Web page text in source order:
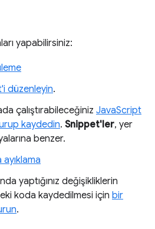
yapabilirsiniz:
düzenleyin.
çalıştırabileceğiniz JavaScript
kaydedin. Snippet'ler, yer
benzer.
yaptığınız değişikliklerin
koda kaydedilmesi için bir
.